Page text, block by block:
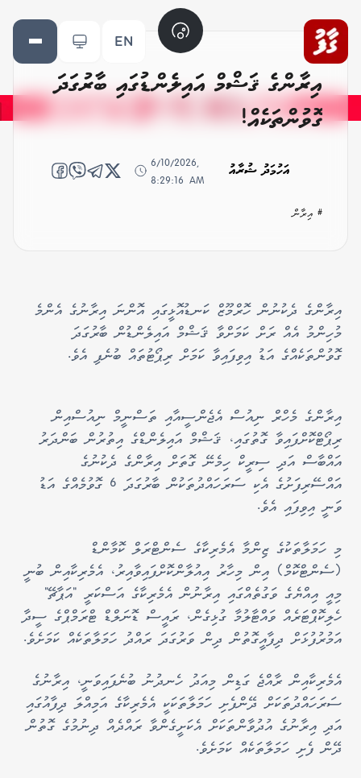
EN
އިރާންގެ ޤަޝްމް އައިލެންޑުގައި ބާރުގަދަ
ގޮވުންތަކެއް!
އަހުމަދު ޝުރާއު
6/10/2026,
8:29:16 AM
# އިރާން
އިރާންގެ ދެކުނުން ހޮރްމޫޒް ކަނޑުއޮޅީގައި އޮންނަ އިރާނުގެ އެންމެ
މުހިންމު އެއް ރަށް ކަމަށްވާ ޤަޝްމް އައިލެންޑުން ބާރުގަދަ
ގޮވުންތަކެއްގެ އަޑު އިވިފައިވާ ކަމަށް ރިޕޯޓުތައް ބުނެފި އެވެ.
އިރާންގެ މެހްރް ނިއުސް އެޖެންސީއާއި ތަސްނީމް ނިއުސްއިން
ރިޕޯޓްކޮށްފައިވާ ގޮތުގައި، ޤަޝްމް އައިލެންޑްގެ އިތުރުން ބަންދަރު
އައްބާސް އަދި ސިރީކް ހިމެނޭ ގޮތަށް އިރާންގެ ދެކުނުގެ
އައްސޭރިފަށުގެ އެކި ސަރަހައްދުތަކުން ބާރުގަދަ 6 ގޮވުމެއްގެ އަޑު
ވަނީ އިވިފައި އެވެ.
މި ހަމަލާތަކުގެ ޒިންމާ އެމެރިކާގެ ސެންޓްރަލް ކޮމާންޑް
(ސެންޓްކޮމް) އިން މިހާރު އިއުލާންކޮށްފައިވާއިރު، އެމެރިކާއިން ބުނީ
މިއީ އިއްޔެގެ ވަގުތެއްގައި އިރާނުން އެމެރިކާގެ އަސްކަރީ "އަޕާޗޭ"
ހެލިކޮޕްޓަރެއް ވައްޓާލުމާ ގުޅިގެން، ރައީސް ޑޮނަލްޑް ޓްރަމްޕްގެ ސީދާ
އަމުރުފުޅަށް ދިފާއީގޮތުން ދިން ވަރުގަދަ ރައްދު ހަމަލާތަކެއް ކަމަށެވެ.
އެމެރިކާއިން ރާއްޖެ ގަޑިން މިއަދު ހެނދުނު ބުނެފައިވަނީ، އިރާނުގެ
ސަރަހައްދުތަކަށް ދޭންފެށި ހަމަލާތަކަކީ އެމެރިކާގެ އަމިއްލަ ދިފާއުގައި
އަދި އިރާނުގެ އުދުވާންތަކަށް އެކަށީގެންވާ ރައްދެއް ދިނުމުގެ ގޮތުން
ދޭން ފެށި ހަމަލާތަކެއް ކަމަށެވެ.